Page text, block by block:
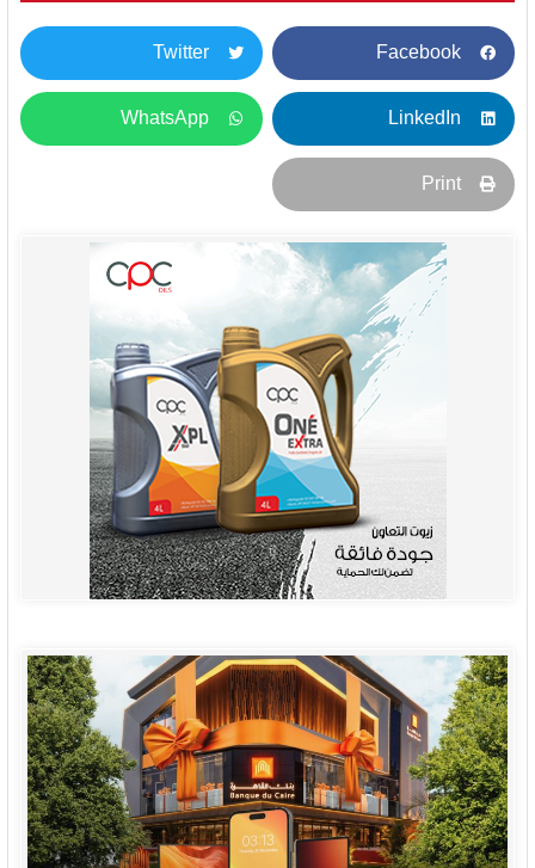
Facebook
Twitter
LinkedIn
WhatsApp
Print